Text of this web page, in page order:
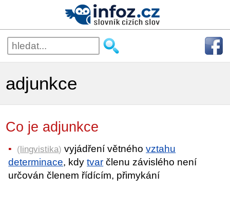
adjunkce
Co je adjunkce
(lingvistika) vyjádření větnéhovztahu
determinace, kdytvar členu závislého není
určován členem řídícím, přimykání